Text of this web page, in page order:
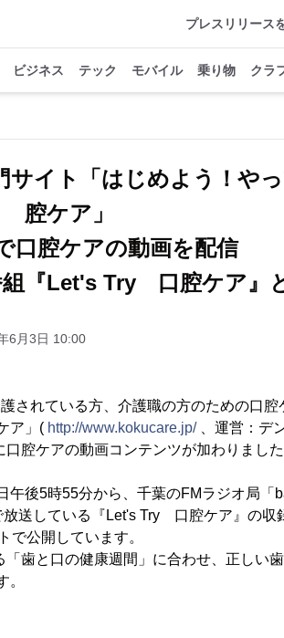
プレスリリース
ビジネス テック モバイル 乗り物 クラ
イト「はじめよう！や
腔ケア」
口腔ケアの動画を配信
『Let's Try 口腔ケア』
6月3日 10:00
されている方、介護職の方のための口
ア」( http://www.kokucare.jp/、運営：デ
腔ケアの動画コンテンツが加わりました
午後5時55分から、千葉のFMラジオ局「
送している『Let's Try 口腔ケア』の収
で公開しています。
歯と口の健康週間」に合わせ、正しい歯
。